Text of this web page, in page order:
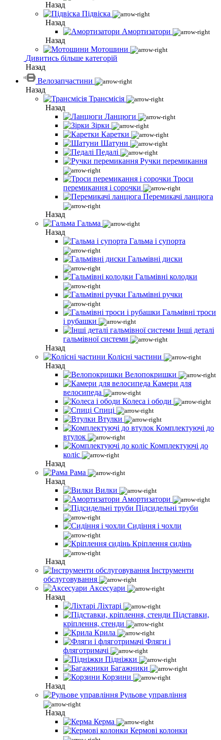
Назад
Підвіска
Назад
Амортизатори
Назад
Мотошини
Дивитись більше категорій
Назад
Велозапчастини
Назад
Трансмісія
Назад
Ланцюги
Зірки
Каретки
Шатуни
Педалі
Ручки перемикання
Троси
перемикання і сорочки
Перемикачі ланцюга
Назад
Гальма
Назад
Гальма і супорта
Гальмівні диски
Гальмівні колодки
Гальмівні ручки
Гальмівні троси
і рубашки
Інші деталі
гальмівної системи
Назад
Колісні частини
Назад
Велопокришки
Камери для
велосипеда
Колеса і ободи
Спиці
Втулки
Комплектуючі до
втулок
Комплектуючі до
коліс
Назад
Рама
Назад
Вилки
Амортизатори
Підсидельні труби
Сидіння і чохли
Кріплення сидінь
Назад
Інструменти
обслуговування
Аксесуари
Назад
Ліхтарі
Підставки,
кріплення, стенди
Крила
Фляги і
фляготримачі
Підніжки
Багажники
Корзини
Назад
Рульове управління
Назад
Керма
Кермові колонки